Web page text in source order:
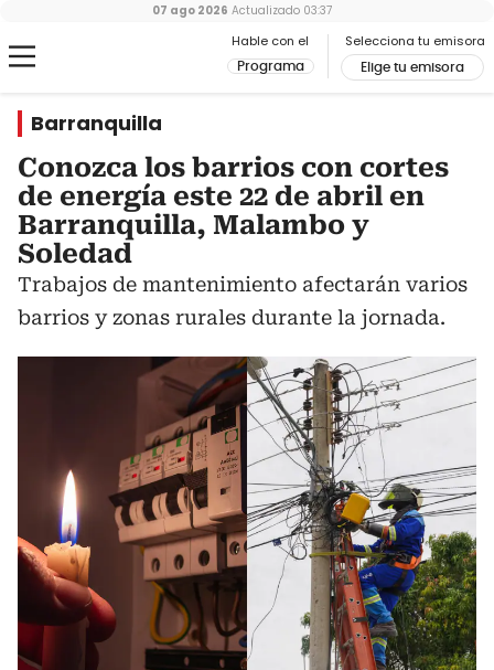
Hable con el
Programa
Selecciona tu emisora
Elige tu emisora
07 ago 2026 Actualizado 03:37
Barranquilla
Conozca los barrios con cortes
de energía este 22 de abril en
Barranquilla, Malambo y
Soledad
Trabajos de mantenimiento afectarán varios
barrios y zonas rurales durante la jornada.